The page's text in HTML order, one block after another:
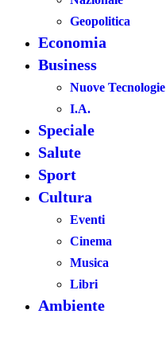
Geopolitica
Economia
Business
Nuove Tecnologie
I.A.
Speciale
Salute
Sport
Cultura
Eventi
Cinema
Musica
Libri
Ambiente